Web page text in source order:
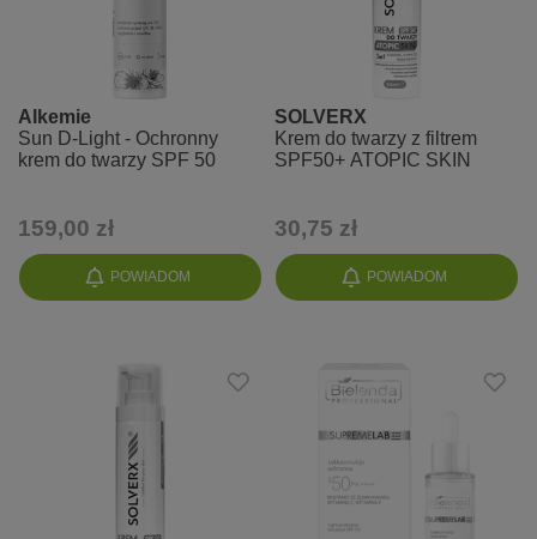
POWIADOM
Alkemie
Sun D-Light - Ochronny
krem do twarzy SPF 50
159,00 zł
POWIADOM
SOLVERX
Krem do twarzy z filtrem
SPF50+ ATOPIC SKIN
30,75 zł